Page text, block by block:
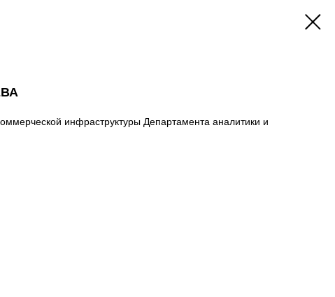
инфраструктуры Департамента аналитики и